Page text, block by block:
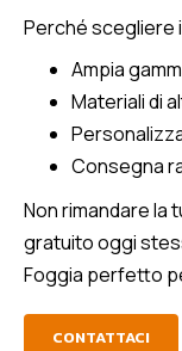
Perché scegliere
Ampia
Materiali di
Consegna
Non rimandare la
gratuito oggi
Foggia perfetto
CONTATTACI